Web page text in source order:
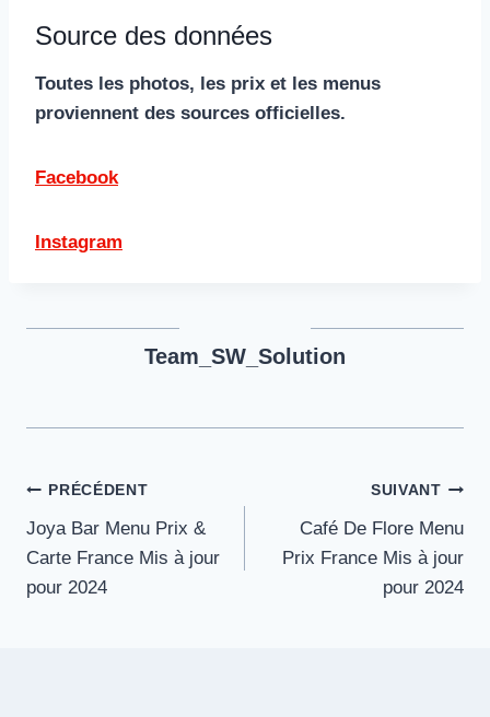
Source des données
Toutes les photos, les prix et les menus
proviennent des sources officielles.
Facebook
Instagram
Team_SW_Solution
Navigation
de
l’article
PRÉCÉDENT
Joya Bar Menu Prix &
Carte France Mis à jour
pour 2024
SUIVANT
Café De Flore Menu
Prix France Mis à jour
pour 2024